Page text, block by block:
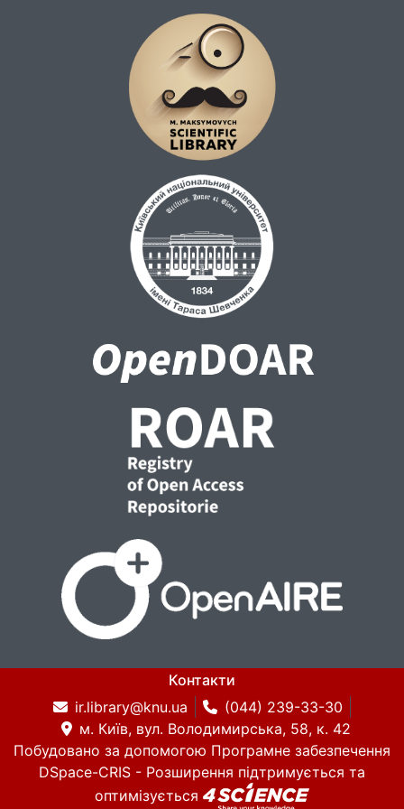
Ключові слова : відповідальне батьківство,
студентська молодь, батьківство, діти.
Контакти
ir.library@knu.ua
(044) 239-33-30
м. Київ, вул. Володимирська, 58, к. 42
Побудовано за допомогою Програмне забезпечення
DSpace-CRIS - Розширення підтримується та
оптимізується